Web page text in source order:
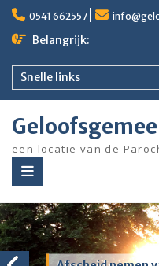
Ga
naar
0541 662557
Belangrijk:
Snelle links
een locatie van de